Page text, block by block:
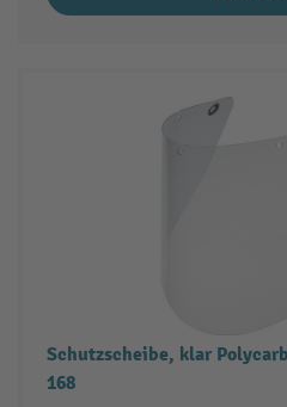
Schutzscheibe, klar
168